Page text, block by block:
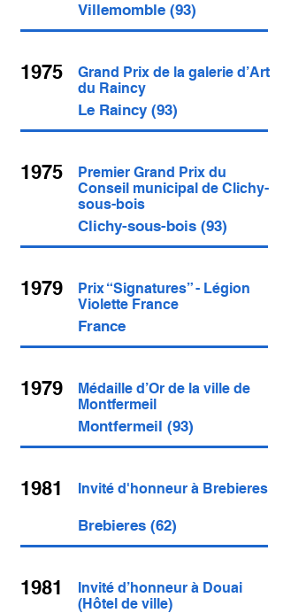
Villemomble (93)
1975
Grand Prix de la galerie d’Art
du Raincy
Le Raincy (93)
1975
Premier Grand Prix du
Conseil municipal de Clichy-
sous-bois
Clichy-sous-bois (93)
1979
Prix “Signatures” - Légion
Violette France
France
1979
Médaille d’Or de la ville de
Montfermeil
Montfermeil (93)
1981 Invité d'honneur à Brebieres
Brebieres (62)
1981
Invité d’honneur à Douai
(Hôtel de ville)